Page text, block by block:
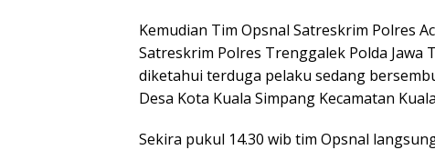
Kemudian Tim Opsnal Satreskrim Polres
Satreskrim Polres Trenggalek Polda
diketahui terduga pelaku sedang
Desa Kota Kuala Simpang Kecamatan
Sekira pukul 14.30 wib tim Opsnal